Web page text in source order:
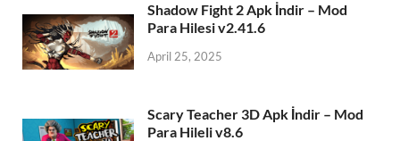
Shadow Fight 2 Apk İndir – Mod
Para Hilesi v2.41.6
April 25, 2025
Scary Teacher 3D Apk İndir – Mod
Para Hileli v8.6